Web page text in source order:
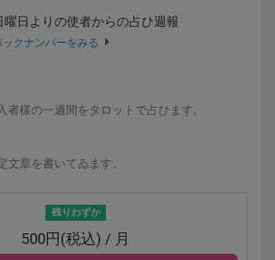
曜日よりの使者からの占ひ週報
ックナンバーをみる
者樣の一週間をタロットで占ひます。
文章を書いてゐます。
残りわずか
500円(税込) / 月